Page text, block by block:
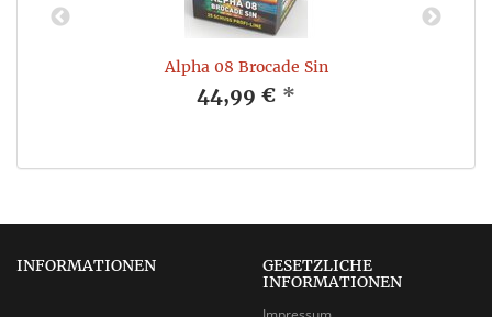
Alpha 08 Brocade Sin
44,99 € *
INFORMATIONEN
GESETZLICHE
INFORMATIONEN